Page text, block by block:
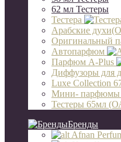
62 мл Тестеры
Тестера
Арабские
Оригинальный
Автопарфюм
Парфюм A-Plus
Диффузоры для
Luxe Collection
Мини- парфюмы
Тестеры 65мл
Бренды
Afnan